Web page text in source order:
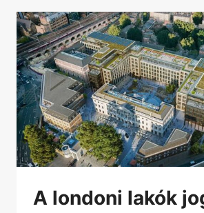
A londoni lakók